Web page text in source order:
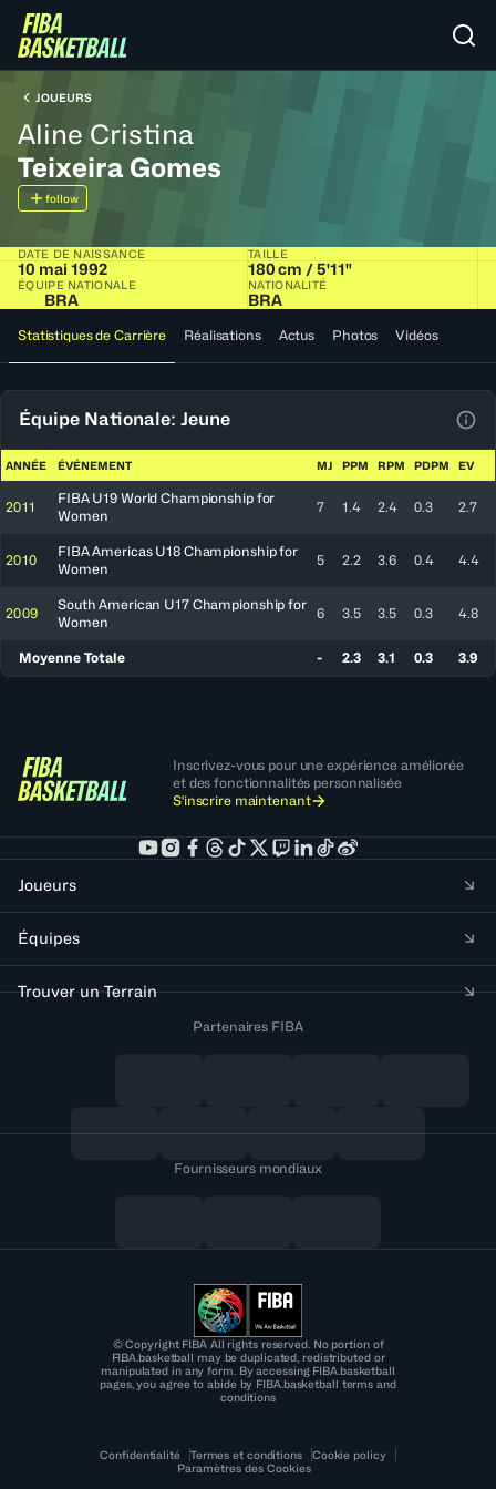
JOUEURS
Aline Cristina
Teixeira Gomes
follow
DATE DE NAISSANCE
10 mai 1992
TAILLE
180 cm / 5'11"
ÉQUIPE NATIONALE
BRA
NATIONALITÉ
BRA
Statistiques de Carrière Réalisations Actus Photos Vidéos
Équipe Nationale: Jeune
ANNÉE ÉVÉNEMENT MJ PPM RPM PDPM EV
2011
FIBA U19 World Championship for
Women
7 1.4 2.4 0.3 2.7
2010
FIBA Americas U18 Championship for
Women
5 2.2 3.6 0.4 4.4
2009
South American U17 Championship for
Women
6 3.5 3.5 0.3 4.8
Moyenne Totale - 2.3 3.1 0.3 3.9
Inscrivez-vous pour une expérience améliorée
et des fonctionnalités personnalisée
S'inscrire maintenant
Joueurs
Équipes
Trouver un Terrain
Partenaires FIBA
Fournisseurs mondiaux
© Copyright FIBA All rights reserved. No portion of
FIBA.basketball may be duplicated, redistributed or
manipulated in any form. By accessing FIBA.basketball
pages, you agree to abide by FIBA.basketball terms and
conditions
Confidentialité Termes et conditions
Cookie policy
Paramètres des Cookies